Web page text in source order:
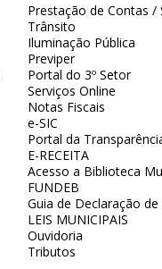
Prestação de Contas /
Trânsito
Iluminação Pública
Previper
Portal do 3º Setor
Serviços Online
Notas Fiscais
e-SIC
Portal da
E-RECEITA
Acesso a Biblioteca
FUNDEB
Guia de Declaração
LEIS MUNICIPAIS
Ouvidoria
Tributos